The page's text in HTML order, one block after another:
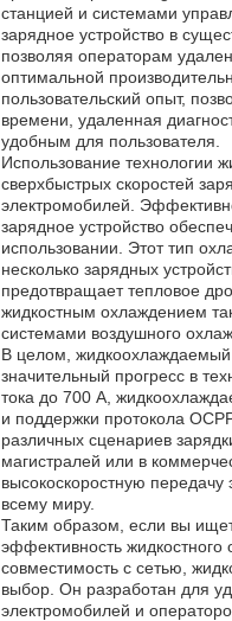
станцией и системами
зарядное устройство в
позволяя операторам
оптимальной
пользовательский опыт,
времени, удаленная
удобным для пользователя.
Использование технологии
сверхбыстрых скоростей
электромобилей.
зарядное устройство
использовании. Этот тип
несколько зарядных
предотвращает тепловое
жидкостным охлаждением
системами воздушного
В целом, жидкоохлаждаемый
значительный прогресс в
тока до 700 А,
и поддержки протокола
различных сценариев
магистралей или в
высокоскоростную
всему миру.
Таким образом, если вы
эффективность
совместимость с сетью,
выбор. Он разработан для
электромобилей и